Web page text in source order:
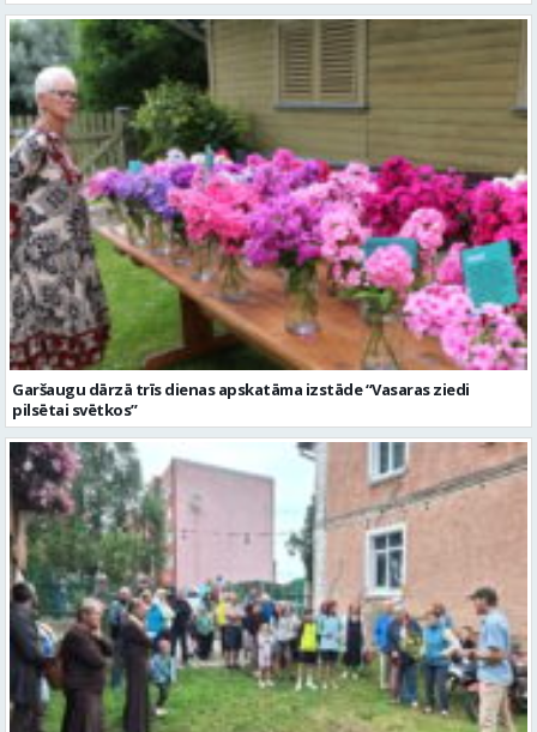
Garšaugu dārzā trīs dienas apskatāma izstāde “Vasaras ziedi
pilsētai svētkos”
Valmieras dzimšanas diena sākas ar Krāču kakta svētkiem